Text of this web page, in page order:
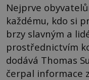
Nejprve
každému, kdo si
brzy slavným a
prostřednictvím
dodává Thomas
čerpal informace